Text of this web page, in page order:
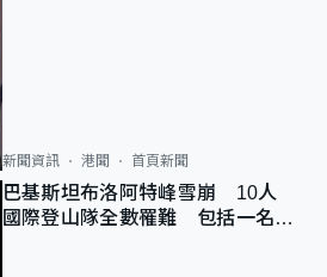
新聞資訊 港聞 首頁新聞
巴基斯坦布洛阿特峰雪崩 10人
國際登山隊全數罹難 包括一名中